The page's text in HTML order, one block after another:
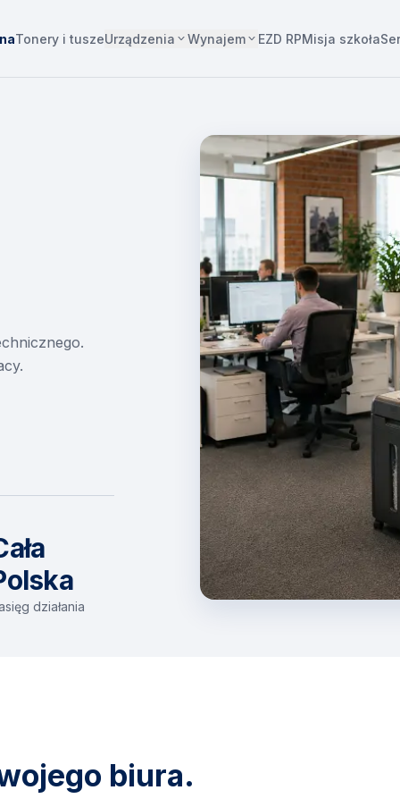
Tonery i tuszeUrządzenia Wynajem EZD RPMisja szkoła
działania
biura.